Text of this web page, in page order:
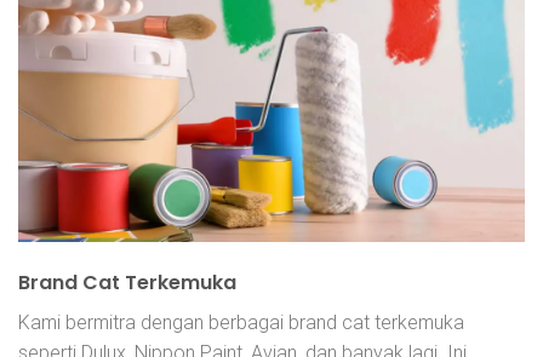
Brand Cat Terkemuka
Kami bermitra dengan berbagai brand cat terkemuka
seperti Dulux, Nippon Paint, Avian, dan banyak lagi. Ini